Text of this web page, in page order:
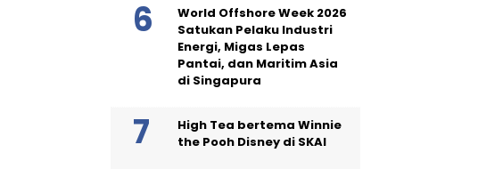
World Offshore Week 2026
Satukan Pelaku Industri
Energi, Migas Lepas
Pantai, dan Maritim Asia
di Singapura
High Tea bertema Winnie
the Pooh Disney di SKAI